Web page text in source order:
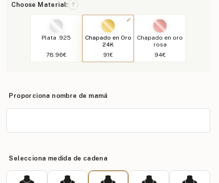
Choose Material: ?
Plata .925
78.96€
Chapado en Oro
24K
91€
Chapado en oro
rosa
94€
Proporciona nombre de mamá
Selecciona medida de cadena